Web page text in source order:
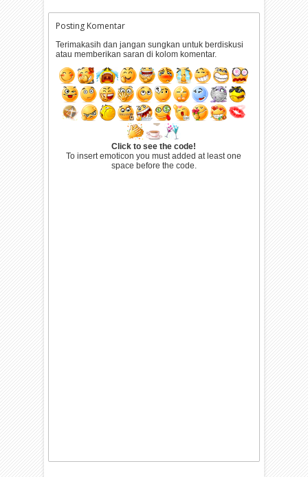
Posting Komentar
Terimakasih dan jangan sungkan untuk berdiskusi
atau memberikan saran di kolom komentar.
Click to see the code!
To insert emoticon you must added at least one
space before the code.